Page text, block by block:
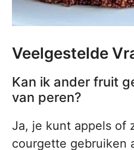
Veelgestelde
Kan ik ander fruit
van peren?
Ja, je kunt appels of
courgette gebruiken